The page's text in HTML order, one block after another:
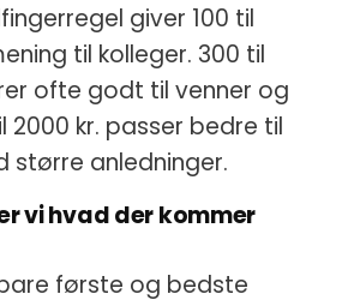
giver 100 til
til kolleger. 300 til
ofte godt til venner og
2000 kr. passer bedre til
større anledninger.
vi hvad der kommer
første og bedste